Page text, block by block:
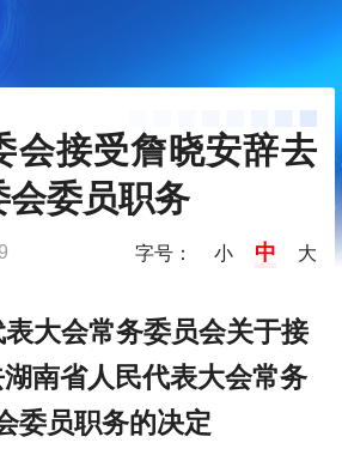
会接受詹晓安辞去
会委员职务
字号： 小 中 大
大会常务委员会关于接
南省人民代表大会常务
委员职务的决定